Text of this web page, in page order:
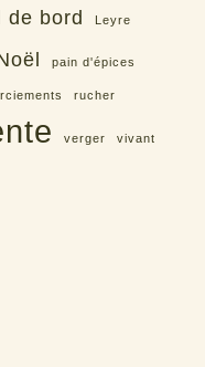
de bord Leyre
pain d'épices
rucher
verger vivant